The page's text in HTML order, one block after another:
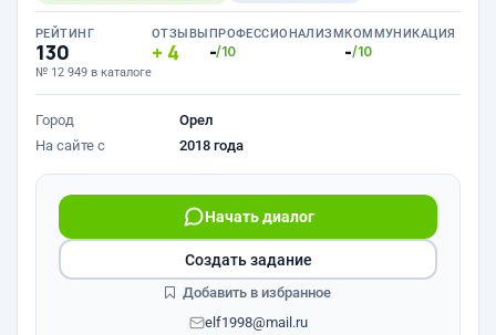
РЕЙТИНГ
130
№ 12 949 в каталоге
ОТЗЫВЫ
4
ПРОФЕССИОНАЛИЗМ
-/10
КОММУНИКАЦИЯ
-/10
Город
Орел
На сайте с
2018 года
Начать диалог
elf1998@mail.ru
Создать задание
Добавить в избранное